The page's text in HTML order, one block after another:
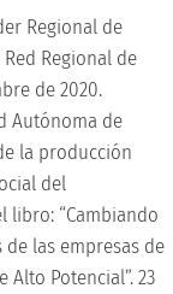
Regional de
Regional de
de 2020.
Autónoma de
la producción
del
libro: “Cambiando
las empresas de
Potencial”. 23